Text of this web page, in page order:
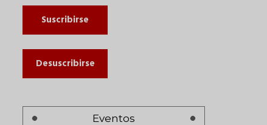
Suscribirse
Desuscribirse
Eventos